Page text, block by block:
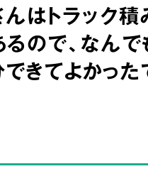
はトラック積
ので、なんで
きてよかった